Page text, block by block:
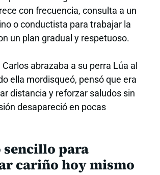
con frecuencia, consulta a un
o conductista para trabajar la
un plan gradual y respetuoso.
abrazaba a su perra Lúa al
ella mordisqueó, pensó que era
distancia y reforzar saludos sin
desapareció en pocas
para
cariño hoy mismo